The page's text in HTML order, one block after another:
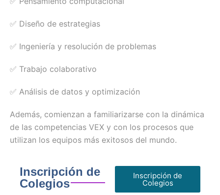
✅ Diseño de estrategias
✅ Ingeniería y resolución de problemas
✅ Trabajo colaborativo
✅ Análisis de datos y optimización
Además, comienzan a familiarizarse con la dinámica
de las competencias VEX y con los procesos que
utilizan los equipos más exitosos del mundo.
Inscripción de
Colegios
Inscripción de
Colegios